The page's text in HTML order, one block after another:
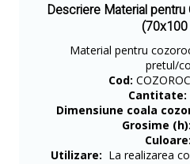
Descriere Material
Material pentru
pretul/
Cod:
Cantitate:
Dimensiune coala
Grosime (h):
Culoare:
Utilizare: La realizarea